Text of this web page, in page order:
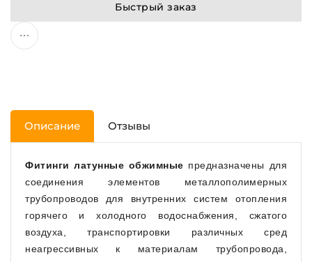
Быстрый заказ
Описание Отзывы
Фитинги латунные обжимные предназначены для
соединения элементов металлополимерных
трубопроводов для внутренних систем отопления
горячего и холодного водоснабжения, сжатого
воздуха, транспортировки различных сред
неагрессивных к материалам трубопровода,